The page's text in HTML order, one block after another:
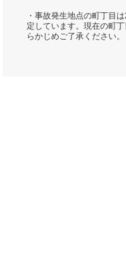
・事故発生地点の町丁目
定しています。現在の町
らかじめご了承ください。